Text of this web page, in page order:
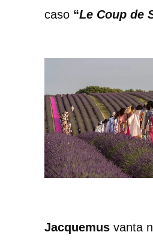
caso “Le Coup de
Jacquemus vanta